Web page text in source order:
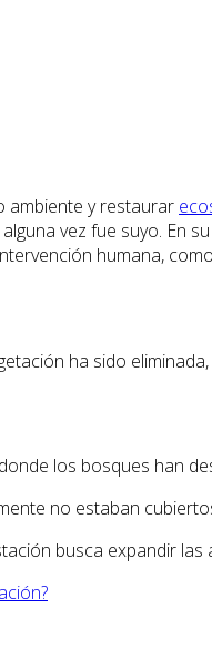
ambiente y restaurar
vez fue suyo. En
humana,
ha sido
los bosques han
no estaban
busca expandir